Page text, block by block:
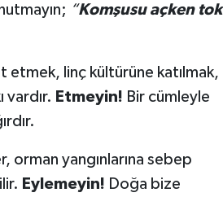
“Komşusu açken tok
etmek, linç kültürüne katılmak,
vardır. Etmeyin! Bir cümleyle
orman yangınlarına sebep
Eylemeyin! Doğa bize